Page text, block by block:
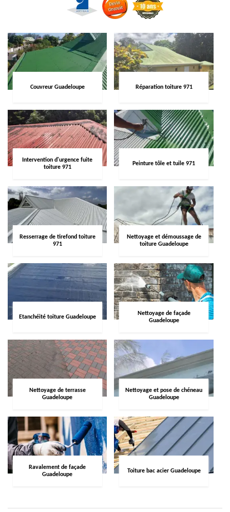
Couvreur Guadeloupe Réparation toiture 971
Intervention d'urgence fuite
toiture 971
Peinture tôle et tuile 971
Resserrage de tirefond toiture
971
Nettoyage et démoussage de
toiture Guadeloupe
Etanchéité toiture Guadeloupe
Nettoyage de façade
Guadeloupe
Nettoyage de terrasse
Guadeloupe
Nettoyage et pose de chéneau
Guadeloupe
Ravalement de façade
Guadeloupe
Toiture bac acier Guadeloupe